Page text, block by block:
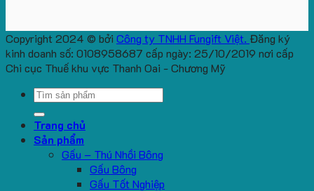
Copyright 2024 © bởi Công ty TNHH Fungift Việt. Đăng ký
kinh doanh số: 0108958687 cấp ngày: 25/10/2019 nơi cấp
Chi cục Thuế khu vực Thanh Oai - Chương Mỹ
Search
Trang chủ
Sản phẩm
Gấu – Thú Nhồi Bông
Gấu Bông
Gấu Tốt Nghiệp